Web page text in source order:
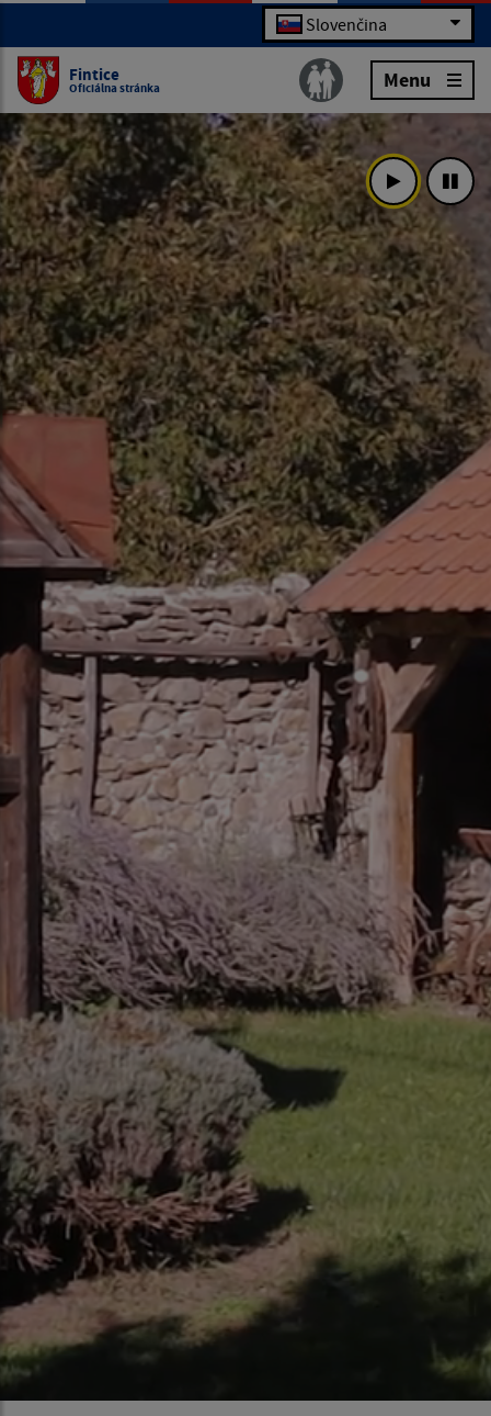
Slovenčina
Fintice
Oficiálna stránka Menu